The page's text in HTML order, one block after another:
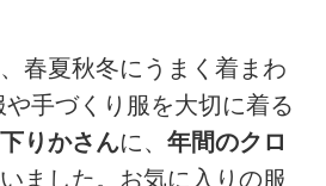
春夏秋冬にうまく着まわ
手づくり服を大切に着る
りかさんに、 年間のクロ
ました。お気に入りの服